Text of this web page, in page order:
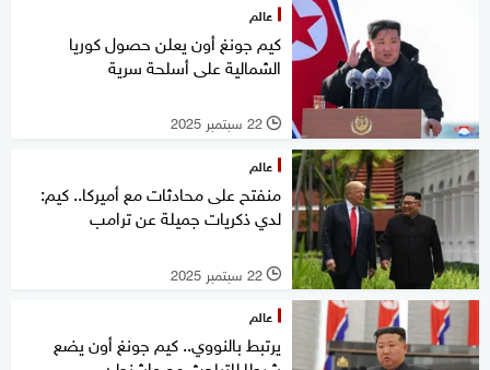
عالم
كيم جونغ أون يعلن حصول كوريا
الشمالية على أسلحة سرية
l 22 سبتمبر 2025
عالم
منفتح على محادثات مع أميركا.. كيم:
لدي ذكريات جميلة عن ترامب
l 22 سبتمبر 2025
عالم
يرتبط بالنووي.. كيم جونغ أون يضع